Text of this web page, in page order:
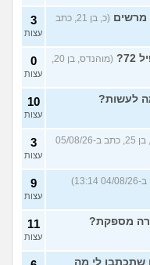
9
עצות
5
עצות
במדור
מרשים
(כ, בן 21, כתב
3
עצות
(מוהנדס, בן 20,
0
עצות
לעשות? 10
עצות
(אנונימי, בן 25, כתב ב-05/08/26
3
עצות
9
עצות
מספקת? 11
עצות
לי מה